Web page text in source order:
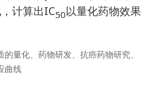
计算出IC50以量化药物效果
量化、药物研发、抗癌药物研究、
曲线